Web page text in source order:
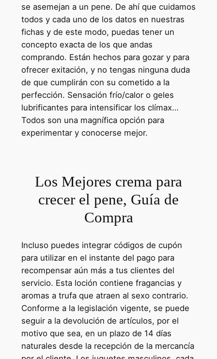
se asemejan a un pene. De ahí que cuidamos
todos y cada uno de los datos en nuestras
fichas y de este modo, puedas tener un
concepto exacta de los que andas
comprando. Están hechos para gozar y para
ofrecer exitación, y no tengas ninguna duda
de que cumplirán con su cometido a la
perfección. Sensación frío/calor o geles
lubrificantes para intensificar los clímax…
Todos son una magnífica opción para
experimentar y conocerse mejor.
Los Mejores crema para
crecer el pene, Guía de
Compra
Incluso puedes integrar códigos de cupón
para utilizar en el instante del pago para
recompensar aún más a tus clientes del
servicio. Esta loción contiene fragancias y
aromas a trufa que atraen al sexo contrario.
Conforme a la legislación vigente, se puede
seguir a la devolución de artículos, por el
motivo que sea, en un plazo de 14 días
naturales desde la recepción de la mercancía